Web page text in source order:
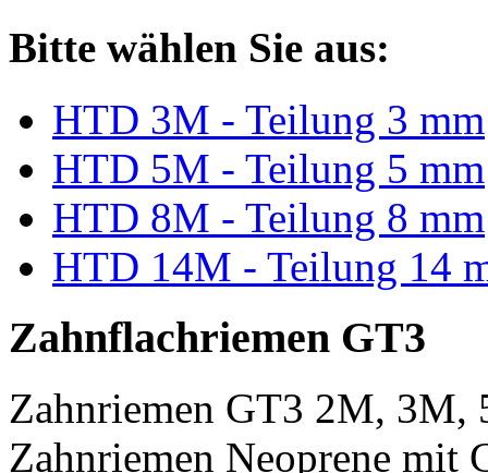
Bitte wählen Sie aus:
HTD 3M - Teilung 3 mm
HTD 5M - Teilung 5 mm
HTD 8M - Teilung 8 mm
HTD 14M - Teilung 14
Zahnflachriemen GT3
Zahnriemen GT3 2M, 3M,
Zahnriemen Neoprene mit